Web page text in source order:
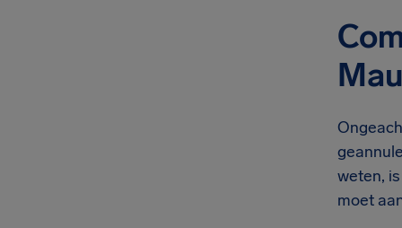
weten,
moet